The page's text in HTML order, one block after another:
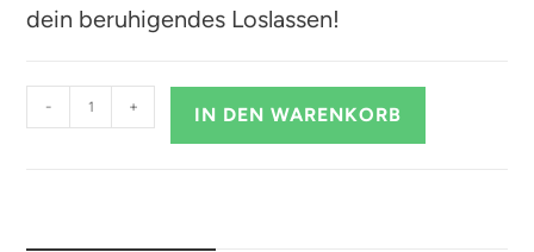
dein beruhigendes Loslassen!
- + IN DEN WARENKORB